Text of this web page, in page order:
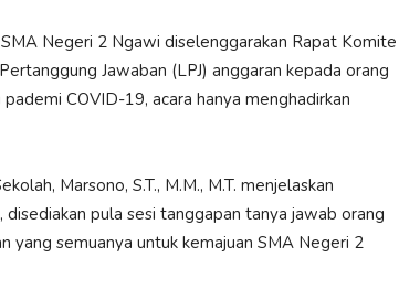
Negeri 2 Ngawi diselenggarakan Rapat Komite
Jawaban (LPJ) anggaran kepada orang
COVID-19, acara hanya menghadirkan
Marsono, S.T., M.M., M.T. menjelaskan
pula sesi tanggapan tanya jawab orang
yang semuanya untuk kemajuan SMA Negeri 2